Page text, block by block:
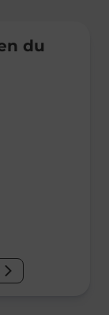
du